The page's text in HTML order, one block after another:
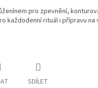
pro zpevnění,
každodenní rituál i přípravu na
SDÍLET